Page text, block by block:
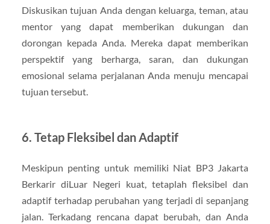
Diskusikan tujuan Anda dengan keluarga, teman, atau
mentor yang dapat memberikan dukungan dan
dorongan kepada Anda. Mereka dapat memberikan
perspektif yang berharga, saran, dan dukungan
emosional selama perjalanan Anda menuju mencapai
tujuan tersebut.
6. Tetap Fleksibel dan Adaptif
Meskipun penting untuk memiliki Niat BP3 Jakarta
Berkarir diLuar Negeri kuat, tetaplah fleksibel dan
adaptif terhadap perubahan yang terjadi di sepanjang
jalan. Terkadang rencana dapat berubah, dan Anda